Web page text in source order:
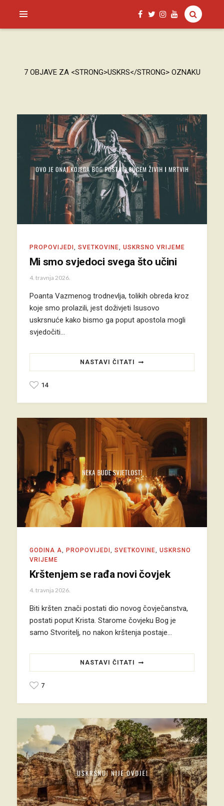
SAGUD.XYZ
7 OBJAVE ZA <STRONG>USKRS</STRONG> OZNAKU
PROPOVIJEDI SVETKOVINE USKRSNO VRIJEME
Mi smo svjedoci svega što učini
4. travnja 2026.
Poanta Vazmenog trodnevlja, tolikih obreda kroz
koje smo prolazili, jest doživjeti Isusovo
uskrsnuće kako bismo ga poput apostola mogli
svjedočiti…
NASTAVI ČITATI
14
GODINA A, PROPOVIJEDI , SVETKOVINE, USKRSNO
VRIJEME
Krštenjem se rađa novi čovjek
4. travnja 2026.
Biti kršten znači postati dio novog čovječanstva,
postati poput Krista. Starome čovjeku Bog je
samo Stvoritelj, no nakon krštenja postaje…
NASTAVI ČITATI
7